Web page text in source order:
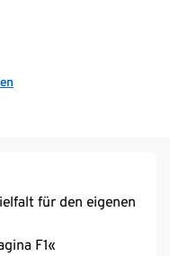
für den eigenen
F1«